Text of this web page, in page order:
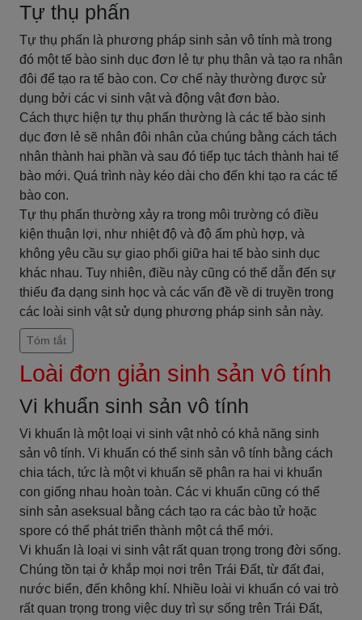
Tự thụ phấn
Tự thụ phấn là phương pháp sinh sản vô tính mà trong
đó một tế bào sinh dục đơn lẻ tự phụ thân và tạo ra nhân
đôi để tạo ra tế bào con. Cơ chế này thường được sử
dụng bởi các vi sinh vật và động vật đơn bào.
Cách thực hiện tự thụ phấn thường là các tế bào sinh
dục đơn lẻ sẽ nhân đôi nhân của chúng bằng cách tách
nhân thành hai phần và sau đó tiếp tục tách thành hai tế
bào mới. Quá trình này kéo dài cho đến khi tạo ra các tế
bào con.
Tự thụ phấn thường xảy ra trong môi trường có điều
kiện thuận lợi, như nhiệt độ và độ ẩm phù hợp, và
không yêu cầu sự giao phối giữa hai tế bào sinh dục
khác nhau. Tuy nhiên, điều này cũng có thể dẫn đến sự
thiếu đa dạng sinh học và các vấn đề về di truyền trong
các loài sinh vật sử dụng phương pháp sinh sản này.
Tóm tắt
Loài đơn giản sinh sản vô tính
Vi khuẩn sinh sản vô tính
Vi khuẩn là một loại vi sinh vật nhỏ có khả năng sinh
sản vô tính. Vi khuẩn có thể sinh sản vô tính bằng cách
chia tách, tức là một vi khuẩn sẽ phân ra hai vi khuẩn
con giống nhau hoàn toàn. Các vi khuẩn cũng có thể
sinh sản aseksual bằng cách tạo ra các bào tử hoặc
spore có thể phát triển thành một cá thể mới.
Vi khuẩn là loại vi sinh vật rất quan trọng trong đời sống.
Chúng tồn tại ở khắp mọi nơi trên Trái Đất, từ đất đai,
nước biển, đến không khí. Nhiều loài vi khuẩn có vai trò
rất quan trọng trong việc duy trì sự sống trên Trái Đất,